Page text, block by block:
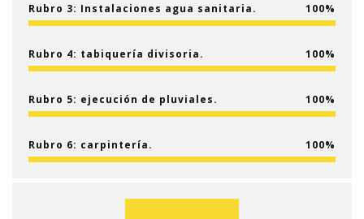
Rubro 3: Instalaciones agua sanitaria. 100
Rubro 4: tabiquería divisoria. 100
Rubro 5: ejecución de pluviales. 100
Rubro 6: carpintería. 100